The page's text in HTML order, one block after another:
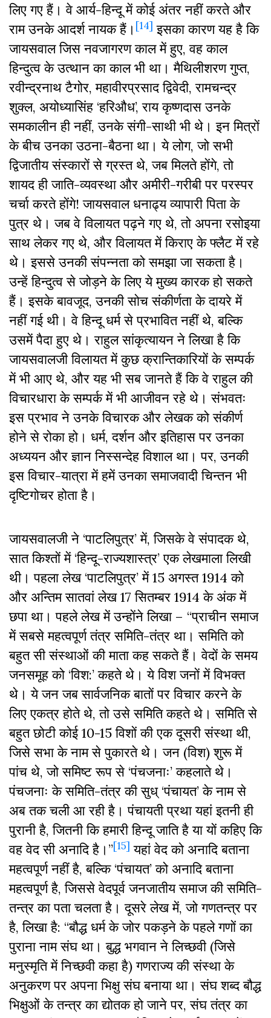
लिए गए हैं। वे आर्य-हिन्दू में कोई अंतर नहीं करते और
राम उनके आदर्श नायक हैं। [14] इसका कारण यह है कि
जायसवाल जिस नवजागरण काल में हुए, वह काल
हिन्दुत्व के उत्थान का काल भी था। मैथिलीशरण गुप्त,
रवीन्द्रनाथ टैगोर, महावीरप्रसाद द्विवेदी, रामचन्द्र
शुक्ल, अयोध्यासिंह ‘हरिऔध’, राय कृष्णदास उनके
समकालीन ही नहीं, उनके संगी-साथी भी थे। इन मित्रों
के बीच उनका उठना-बैठना था। ये लोग, जो सभी
द्विजातीय संस्कारों से ग्रस्त थे, जब मिलते होंगे, तो
शायद ही जाति-व्यवस्था और अमीरी-गरीबी पर परस्पर
चर्चा करते होंगे! जायसवाल धनाढ्य व्यापारी पिता के
पुत्र थे। जब वे विलायत पढ़ने गए थे, तो अपना रसोइया
साथ लेकर गए थे, और विलायत में किराए के फ्लैट में रहे
थे। इससे उनकी संपन्नता को समझा जा सकता है।
उन्हें हिन्दुत्व से जोड़ने के लिए ये मुख्य कारक हो सकते
हैं। इसके बावजूद, उनकी सोच संकीर्णता के दायरे में
नहीं गई थी। वे हिन्दू धर्म से प्रभावित नहीं थे, बल्कि
उसमें पैदा हुए थे। राहुल सांकृत्यायन ने लिखा है कि
जायसवालजी विलायत में कुछ क्रान्तिकारियों के सम्पर्क
में भी आए थे, और यह भी सब जानते हैं कि वे राहुल की
विचारधारा के सम्पर्क में भी आजीवन रहे थे। संभवतः
इस प्रभाव ने उनके विचारक और लेखक को संकीर्ण
होने से रोका हो। धर्म, दर्शन और इतिहास पर उनका
अध्ययन और ज्ञान निस्सन्देह विशाल था। पर, उनकी
इस विचार-यात्रा में हमें उनका समाजवादी चिन्तन भी
दृष्टिगोचर होता है।
जायसवालजी ने ‘पाटलिपुत्र’ में, जिसके वे संपादक थे,
सात किश्तों में ‘हिन्दू-राज्यशास्त्र’ एक लेखमाला लिखी
थी। पहला लेख ‘पाटलिपुत्र’ में 15 अगस्त 1914 को
और अन्तिम सातवां लेख 17 सितम्बर 1914 के अंक में
छपा था। पहले लेख में उन्होंने लिखा – “प्राचीन समाज
में सबसे महत्वपूर्ण तंत्र समिति-तंत्र था। समिति को
बहुत सी संस्थाओं की माता कह सकते हैं। वेदों के समय
जनसमूह को ‘विश:’ कहते थे। ये विश जनों में विभक्त
थे। ये जन जब सार्वजनिक बातों पर विचार करने के
लिए एकत्र होते थे, तो उसे समिति कहते थे। समिति से
बहुत छोटी कोई 10-15 विशों की एक दूसरी संस्था थी,
जिसे सभा के नाम से पुकारते थे। जन (विश) शुरू में
पांच थे, जो समिष्ट रूप से ‘पंचजनाः’ कहलाते थे।
पंचजनाः के समिति-तंत्र की सुध् ‘पंचायत’ के नाम से
अब तक चली आ रही है। पंचायती प्रथा यहां इतनी ही
पुरानी है, जितनी कि हमारी हिन्दू जाति है या यों कहिए कि
वह वेद सी अनादि है।”[15] यहां वेद को अनादि बताना
महत्वपूर्ण नहीं है, बल्कि ‘पंचायत’ को अनादि बताना
महत्वपूर्ण है, जिससे वेदपूर्व जनजातीय समाज की समिति-
तन्त्र का पता चलता है। दूसरे लेख में, जो गणतन्त्र पर
है, लिखा है: “बौद्ध धर्म के जोर पकड़ने के पहले गणों का
पुराना नाम संघ था। बुद्ध भगवान ने लिच्छवी (जिसे
मनुस्मृति में निच्छवी कहा है) गणराज्य की संस्था के
अनुकरण पर अपना भिक्षु संघ बनाया था। संघ शब्द बौद्ध
भिक्षुओं के तन्त्र का द्योतक हो जाने पर, संघ तंत्र का